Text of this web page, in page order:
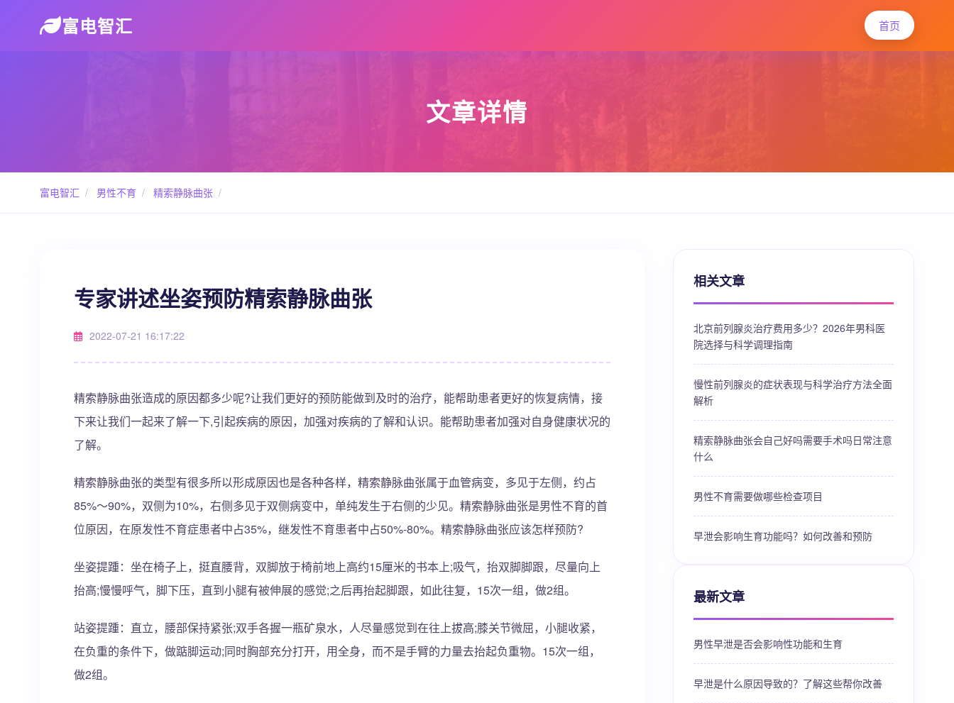
富电智汇 首页
文章详情
富电智汇 / 男性不育 / 精索静脉曲张 /
专家讲述坐姿预防精索静脉曲张
2022-07-21 16:17:22
精索静脉曲张造成的原因都多少呢?让我们更好的预防能做到及时的治疗，能帮助患者更好的恢复病情，接
下来让我们一起来了解一下,引起疾病的原因，加强对疾病的了解和认识。能帮助患者加强对自身健康状况的
了解。
精索静脉曲张的类型有很多所以形成原因也是各种各样，精索静脉曲张属于血管病变，多见于左侧，约占
85%～90%，双侧为10%，右侧多见于双侧病变中，单纯发生于右侧的少见。精索静脉曲张是男性不育的首
位原因，在原发性不育症患者中占35%，继发性不育患者中占50%-80%。精索静脉曲张应该怎样预防?
坐姿提踵：坐在椅子上，挺直腰背，双脚放于椅前地上高约15厘米的书本上;吸气，抬双脚脚跟，尽量向上
抬高;慢慢呼气，脚下压，直到小腿有被伸展的感觉;之后再抬起脚跟，如此往复，15次一组，做2组。
站姿提踵：直立，腰部保持紧张;双手各握一瓶矿泉水，人尽量感觉到在往上拔高;膝关节微屈，小腿收紧，
在负重的条件下，做踮脚运动;同时胸部充分打开，用全身，而不是手臂的力量去抬起负重物。15次一组，
做2组。
相关文章
北京前列腺炎治疗费用多少？2026年男科医
院选择与科学调理指南
慢性前列腺炎的症状表现与科学治疗方法全面
解析
精索静脉曲张会自己好吗需要手术吗日常注意
什么
男性不育需要做哪些检查项目
早泄会影响生育功能吗？如何改善和预防
最新文章
男性早泄是否会影响性功能和生育
早泄是什么原因导致的？了解这些帮你改善